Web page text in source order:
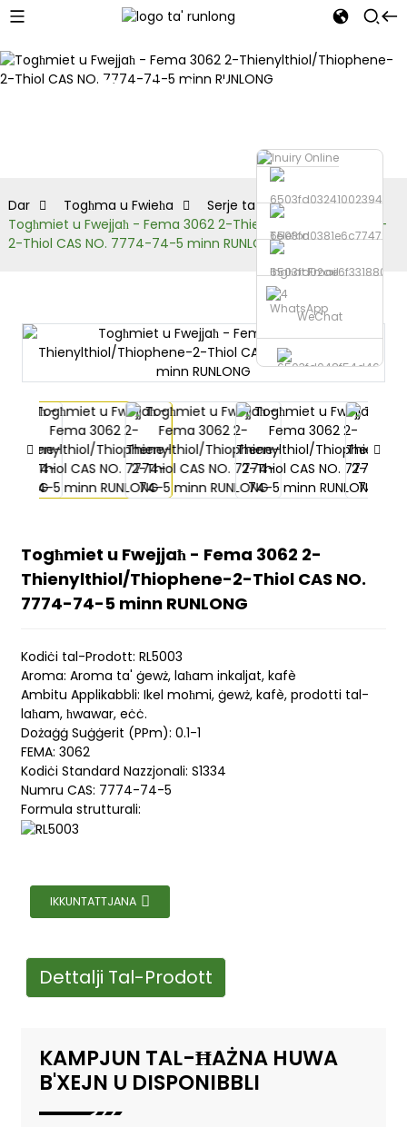
Telefon
Ibgħat Email
WhatsApp
WeChat
Serje tat-
Dar Togħma u Fwieħa
Serje tat-tijofen
Togħmiet u Fwejjaħ - Fema 3062 2-Thienylthiol/Thiophene-
2-Thiol CAS NO. 7774-74-5 minn RUNLONG
Togħmiet u Fwejjaħ - Fema 3062 2-
Thienylthiol/Thiophene-2-Thiol CAS NO.
7774-74-5 minn RUNLONG
Kodiċi tal-Prodott: RL5003
Aroma: Aroma ta' ġewż, laħam inkaljat, kafè
Ambitu Applikabbli: Ikel moħmi, ġewż, kafè, prodotti tal-
laħam, ħwawar, eċċ.
Dożaġġ Suġġerit (PPm): 0.1-1
FEMA: 3062
Kodiċi Standard Nazzjonali: S1334
Numru CAS: 7774-74-5
Formula strutturali:
IKKUNTATTJANA
Dettalji Tal-Prodott
KAMPJUN TAL-ĦAŻNA HUWA
B'XEJN U DISPONIBBLI